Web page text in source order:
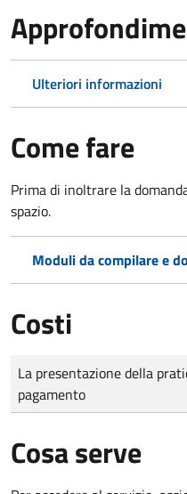
Ulteriori informazioni
Come fare
Prima di inoltrare la
spazio.
Moduli da compilare e
Costi
Tipo di pagamento
Importo
La presentazione della
pagamento
Cosa serve